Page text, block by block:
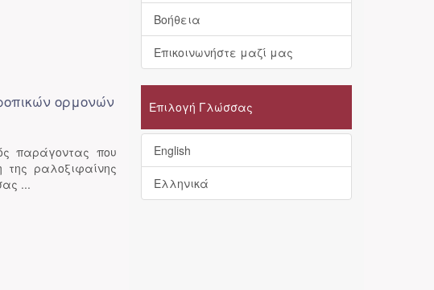
ορμονών
παράγοντας που
της ραλοξιφαίνης
...
Βοήθεια
Επικοινωνήστε μαζί μας
Επιλογή Γλώσσας
English
Ελληνικά